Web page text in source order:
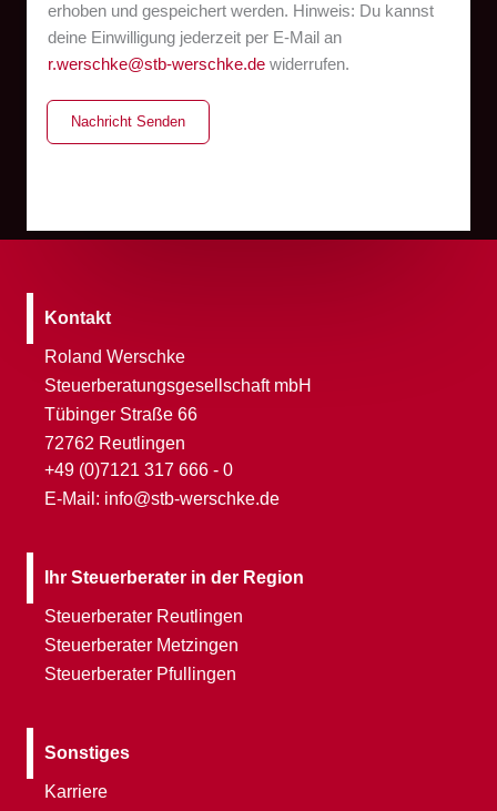
erhoben und gespeichert werden. Hinweis: Du kannst
deine Einwilligung jederzeit per E-Mail an
r.werschke@stb-werschke.de widerrufen.
Nachricht Senden
Kontakt
Roland Werschke
Steuerberatungsgesellschaft mbH
Tübinger Straße 66
72762 Reutlingen
+49 (0)7121 317 666 - 0
E-Mail: info@stb-werschke.de
Ihr Steuerberater in der Region
Steuerberater Reutlingen
Steuerberater Metzingen
Steuerberater Pfullingen
Sonstiges
Karriere